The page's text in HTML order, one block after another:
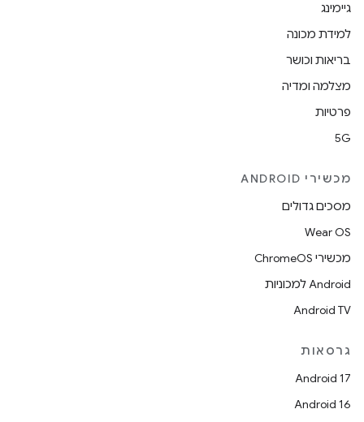
גיימינג
למידת מכונה
בריאות וכושר
מצלמה ומדיה
פרטיות
5G
מכשירי ANDROID
מסכים גדולים
Wear OS
מכשירי ChromeOS
Android למכוניות
Android TV
גרסאות
Android 17
Android 16